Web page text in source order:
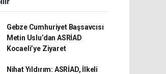
Gebze Cumhuriyet Başsavcısı
Metin Uslu’dan ASRİAD
Kocaeli’ye Ziyaret
Nihat Yıldırım: ASRİAD, İlkeli